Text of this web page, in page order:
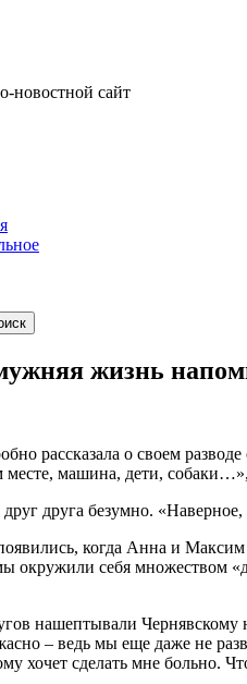
новостной сайт
жизнь
рассказала о своем разводе
месте, машина, дети,
друга безумно.
когда Анна и
окружили себя множеством
нашептывали
– ведь мы еще даже не
хочет сделать мне больно.